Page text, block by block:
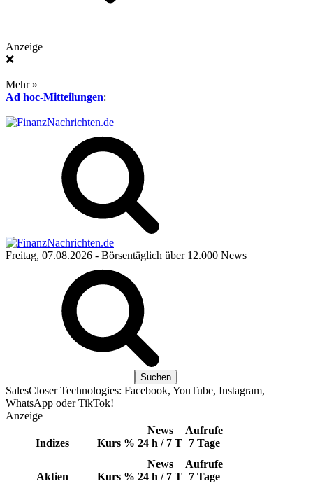
Anzeige
❌
Mehr »
Ad hoc-Mitteilungen:
Freitag, 07.08.2026 - Börsentäglich über 12.000 News
SalesCloser Technologies: Facebook, YouTube, Instagram,
WhatsApp oder TikTok!
Anzeige
Indizes Kurs %
News
24 h / 7 T
Aufrufe
7 Tage
Aktien Kurs %
News
24 h / 7 T
Aufrufe
7 Tage